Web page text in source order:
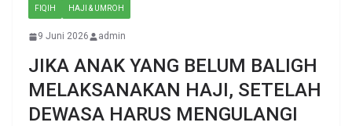
FIQIH HAJI & UMROH
9 Juni 2026 admin
JIKA ANAK YANG BELUM BALIGH
MELAKSANAKAN HAJI, SETELAH
DEWASA HARUS MENGULANGI